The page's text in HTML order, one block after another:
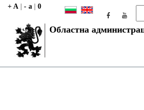
+ A - a 0
Областна